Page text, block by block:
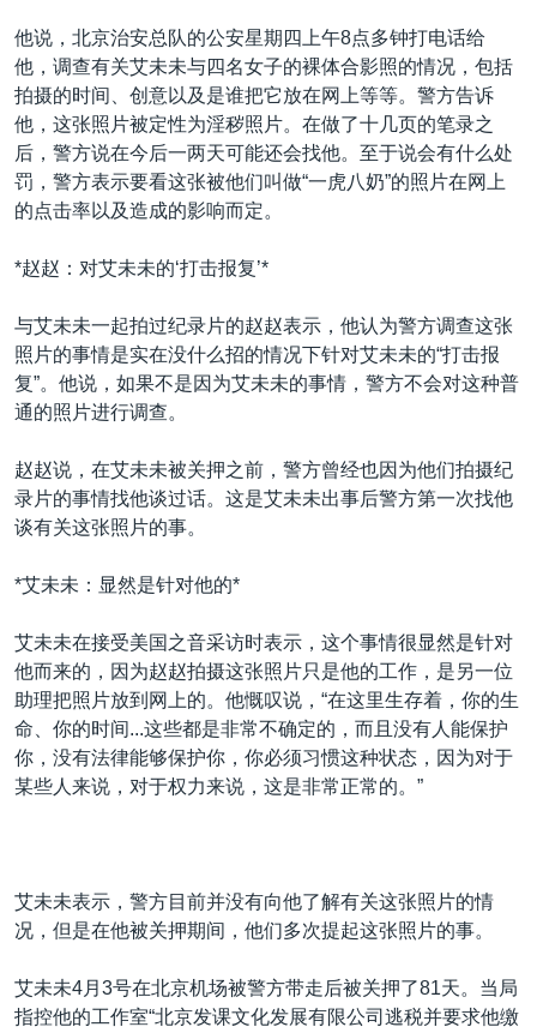
关注新疆
GEN Z 看美国
他说，北京治安总队的公安星期四上午8点多钟打电话给
他，调查有关艾未未与四名女子的裸体合影照的情况，包括
拍摄的时间、创意以及是谁把它放在网上等等。警方告诉
他，这张照片被定性为淫秽照片。在做了十几页的笔录之
后，警方说在今后一两天可能还会找他。至于说会有什么处
罚，警方表示要看这张被他们叫做“一虎八奶”的照片在网上
的点击率以及造成的影响而定。
*赵赵：对艾未未的‘打击报复’*
与艾未未一起拍过纪录片的赵赵表示，他认为警方调查这张
照片的事情是实在没什么招的情况下针对艾未未的“打击报
复”。他说，如果不是因为艾未未的事情，警方不会对这种普
通的照片进行调查。
赵赵说，在艾未未被关押之前，警方曾经也因为他们拍摄纪
录片的事情找他谈过话。这是艾未未出事后警方第一次找他
谈有关这张照片的事。
*艾未未：显然是针对他的*
艾未未在接受美国之音采访时表示，这个事情很显然是针对
他而来的，因为赵赵拍摄这张照片只是他的工作，是另一位
助理把照片放到网上的。他慨叹说，“在这里生存着，你的生
命、你的时间...这些都是非常不确定的，而且没有人能保护
你，没有法律能够保护你，你必须习惯这种状态，因为对于
某些人来说，对于权力来说，这是非常正常的。”
艾未未表示，警方目前并没有向他了解有关这张照片的情
况，但是在他被关押期间，他们多次提起这张照片的事。
艾未未4月3号在北京机场被警方带走后被关押了81天。当局
指控他的工作室“北京发课文化发展有限公司逃税并要求他缴